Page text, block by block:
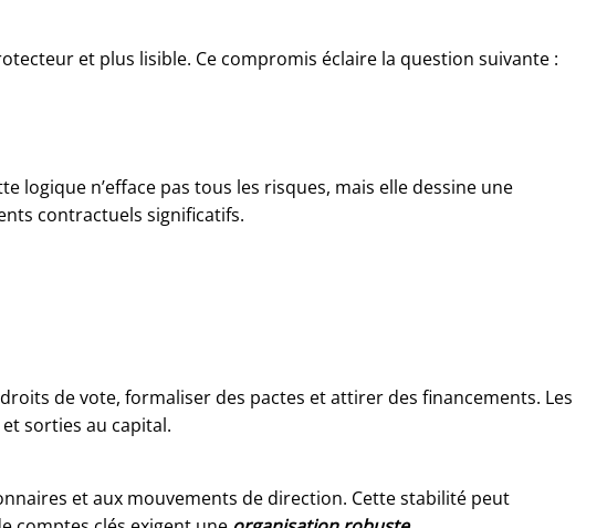
et plus lisible. Ce compromis éclaire la question suivante :
logique n’efface pas tous les risques, mais elle dessine une
contractuels significatifs.
de vote, formaliser des pactes et attirer des financements. Les
sorties au capital.
et aux mouvements de direction. Cette stabilité peut